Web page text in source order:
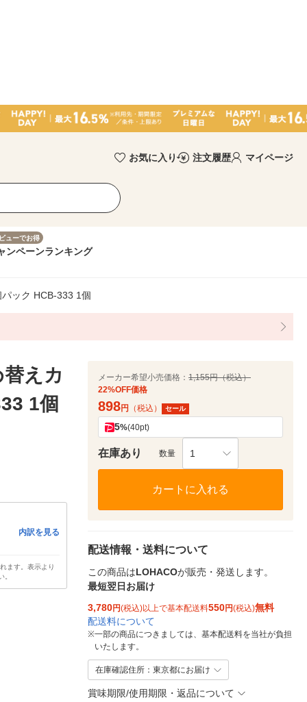
お気に入り 注文履歴 マイページ
ューでお得
ンペーンランキング
ック HCB-333 1個
えカ
1個
内訳を見る
ます。表示より
。
メーカー希望小売価格： 1,155円（税込）
22%OFF価格
898円 （税込） セール
5%(40pt)
在庫あり 数量 1
カートに入れる
配送情報・送料について
この商品はLOHACOが販売・発送します。
最短翌日お届け
3,780円(税込)以上で基本配送料550円(税込)無料
配送料について
※一部の商品につきましては、基本配送料を当社が負担
いたします。
在庫確認住所：東京都にお届け
賞味期限/使用期限・返品について